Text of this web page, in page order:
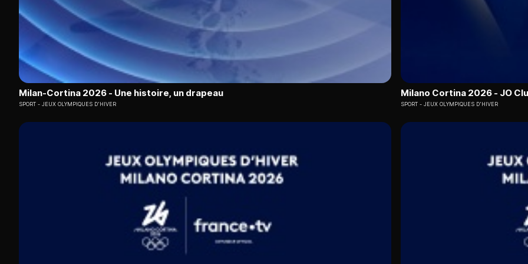
Milan-Cortina 2026 - Une histoire, un drapeau
SPORT JEUX OLYMPIQUES D'HIVER
Milano Cortina 2026 - JO
SPORT JEUX OLYMPIQUES D'HIVER